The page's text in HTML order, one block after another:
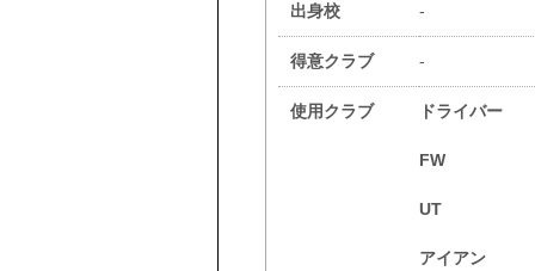
出身校 -
得意クラブ -
使用クラブ ドライバー
FW
UT
アイアン